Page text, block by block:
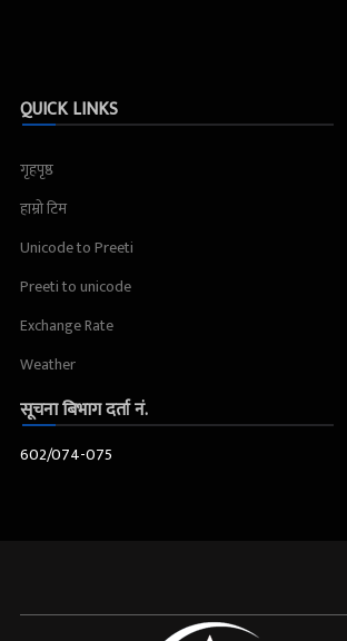
QUICK LINKS
गृहपृष्ठ
हाम्रो टिम
Unicode to Preeti
Preeti to unicode
Exchange Rate
Weather
सूचना बिभाग दर्ता नं.
602/074-075